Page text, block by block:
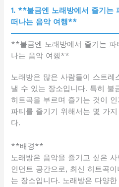
1. **불금엔 노래방에서 즐기는
떠나는 음악 여행**
**불금엔 노래방에서 즐기는 파
나는 음악 여행**
노래방은 많은 사람들이 스트레
낼 수 있는 장소입니다. 특히 불
히트곡을 부르며 즐기는 것이
파티를 즐기기 위해서는 몇 가
다.
**배경**
노래방은 음악을 즐기고 싶은
인먼트 공간으로, 최신 히트곡
는 장소입니다. 노래방은 다양